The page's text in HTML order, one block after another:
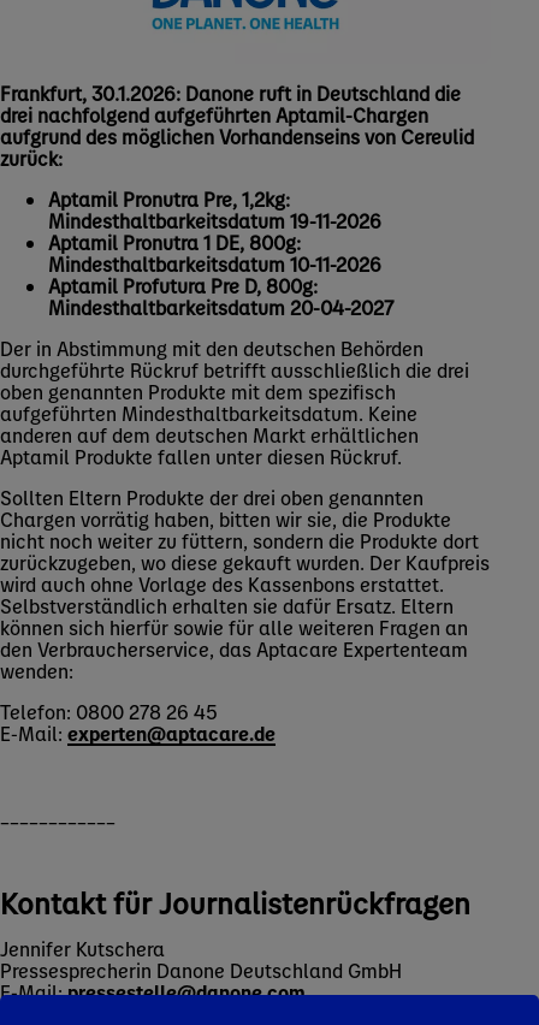
Frankfurt, 30.1.2026: Danone ruft in Deutschland die
drei nachfolgend aufgeführten Aptamil-Chargen
aufgrund des möglichen Vorhandenseinsvon Cereulid
zurück:
Aptamil Pronutra Pre, 1,2kg:
Mindesthaltbarkeitsdatum 19-11-2026
Aptamil Pronutra 1 DE, 800g:
Mindesthaltbarkeitsdatum 10-11-2026
Aptamil Profutura Pre D, 800g:
Mindesthaltbarkeitsdatum 20-04-2027
Der in Abstimmung mit den deutschen Behörden
durchgeführte Rückruf betrifft ausschließlich die drei
oben genannten Produkte mit dem spezifisch
aufgeführten Mindesthaltbarkeitsdatum. Keine
anderen auf dem deutschen Markt erhältlichen
Aptamil Produkte fallen unter diesen Rückruf.
Sollten Eltern Produkte der drei oben genannten
Chargen vorrätig haben, bitten wir sie, die Produkte
nicht noch weiter zu füttern, sondern die Produkte dort
zurückzugeben, wo diese gekauft wurden. Der Kaufpreis
wird auch ohne Vorlage des Kassenbons erstattet.
Selbstverständlich erhalten sie dafür Ersatz. Eltern
können sich hierfür sowie für alle weiteren Fragen an
den Verbraucherservice, das Aptacare Expertenteam
wenden:
Telefon: 0800 278 26 45
E-Mail: experten@aptacare.de
Kontakt für Journalistenrückfragen
Jennifer Kutschera
Pressesprecherin Danone Deutschland GmbH
E-Mail:pressestelle@danone.com